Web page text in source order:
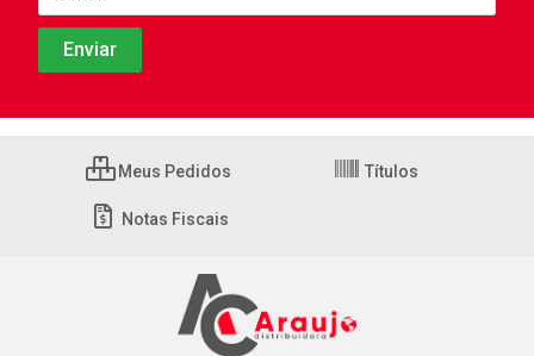
Meus Pedidos Títulos
Notas Fiscais